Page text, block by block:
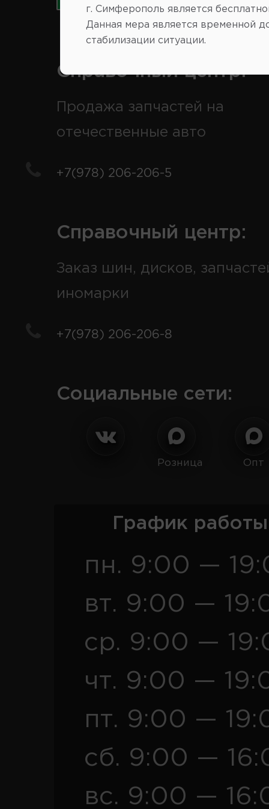
Справочный центр:
Продажа запчастей на
отечественные авто
+7(978) 206-206-5
Справочный центр:
Заказ шин, дисков,
иномарки
+7(978) 206-206-8
Социальные сети:
Розница Опт
График
пн. 9:00 —
вт. 9:00 —
ср. 9:00 —
чт. 9:00 —
пт. 9:00 —
сб. 9:00 —
вс. 9:00 —
г. Симферополь является
Данная мера является временной
стабилизации ситуации.